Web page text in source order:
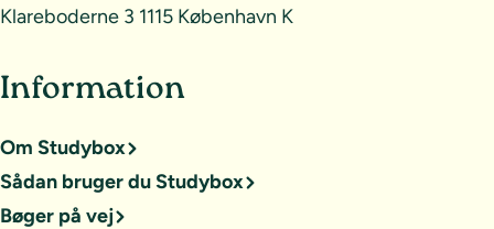
Klareboderne 3 1115 København K
Information
Om Studybox
Sådan bruger du Studybox
Bøger på vej